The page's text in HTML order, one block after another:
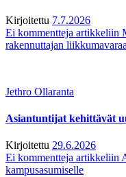
Kirjoitettu 7.7.2026
Ei kommentteja artikkeliin
rakennuttajan liikkumavaraa
Jethro Ollaranta
Asiantuntijat kehittävät
Kirjoitettu 29.6.2026
Ei kommentteja artikkeliin
kampusasumiselle